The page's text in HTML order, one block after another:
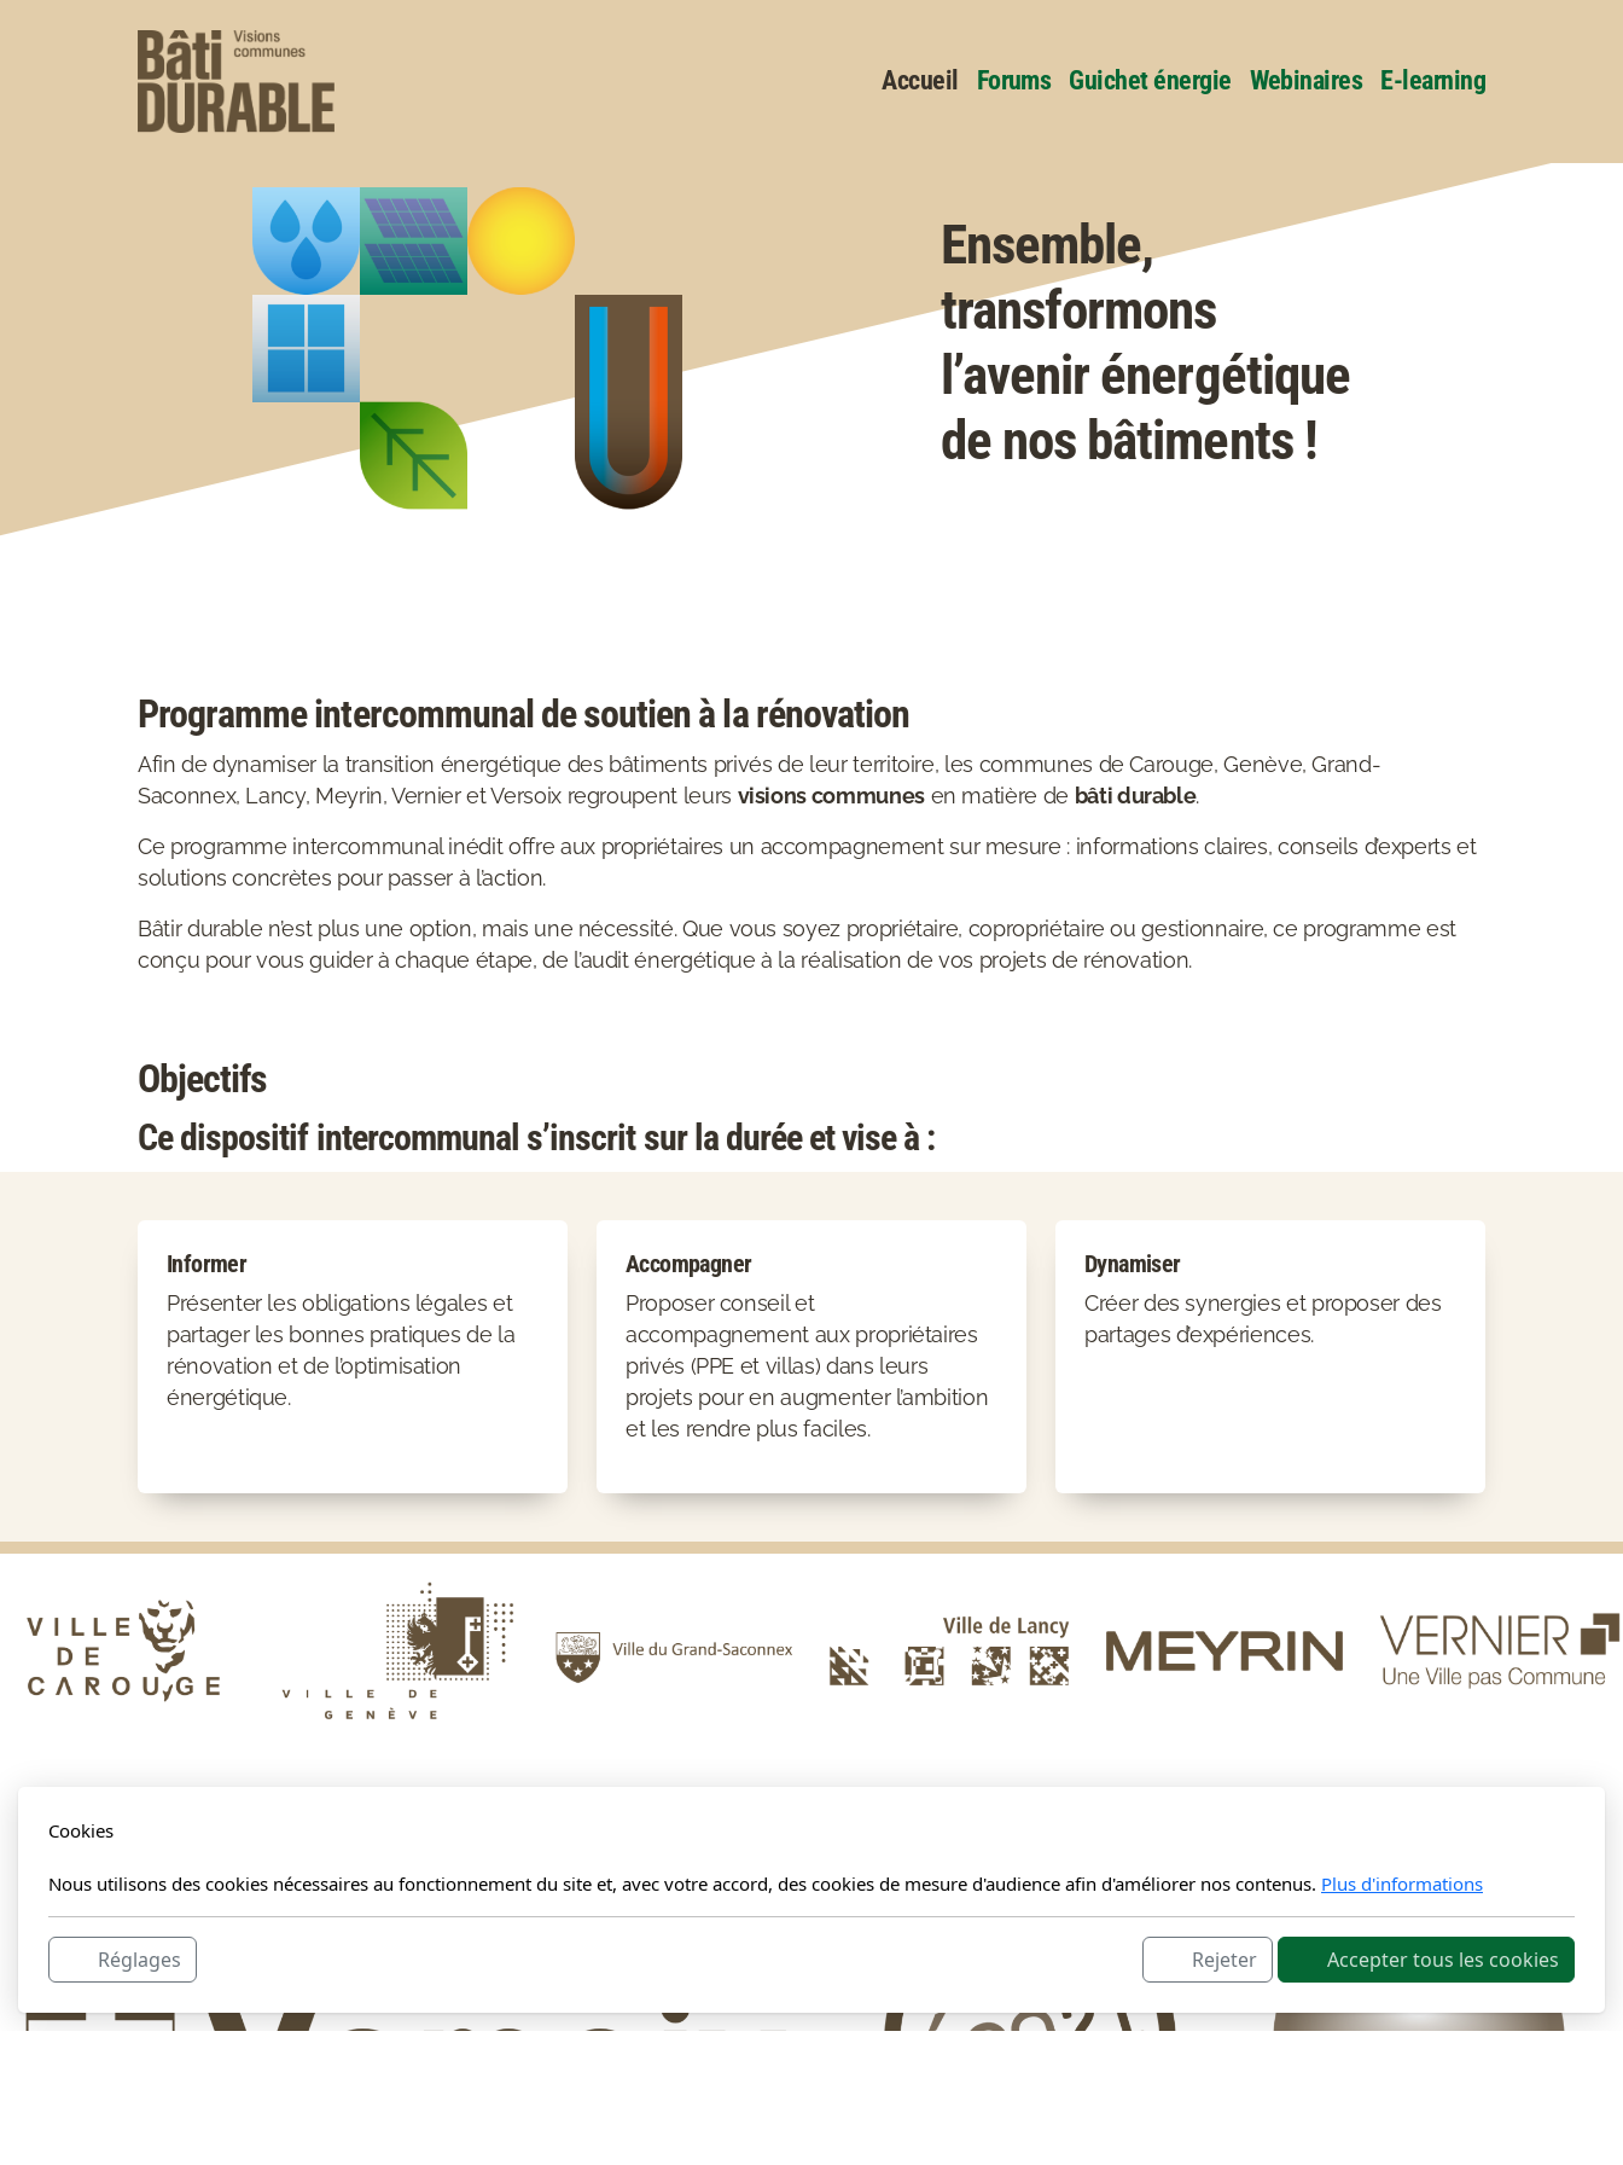
Accueil Forums Guichet énergie Webinaires E-learning
Ensemble,
transformons
l’avenir énergétique
de nos bâtiments !
Programme intercommunal de soutien à la rénovation
Afin de dynamiser la transition énergétique des bâtiments privés de leur territoire, les communes de Carouge, Genève, Grand-
Saconnex, Lancy, Meyrin, Vernier et Versoix regroupent leurs visions communesen matière de bâti durable.
Ce programme intercommunal inédit offre aux propriétaires un accompagnement sur mesure : informations claires, conseils d’experts et
solutions concrètes pour passer à l’action.
Bâtir durable n’est plus une option, mais une nécessité. Que vous soyez propriétaire, copropriétaire ou gestionnaire, ce programme est
conçu pour vous guider à chaque étape, de l’audit énergétique à la réalisation de vos projets de rénovation.
Objectifs
Ce dispositif intercommunal s’inscrit sur la durée et vise à :
Informer
Présenter les obligations légales et
partager les bonnes pratiques de la
rénovation et de l’optimisation
énergétique.
Accompagner
Proposer conseil et
accompagnement aux propriétaires
privés (PPE et villas) dans leurs
projets pour en augmenter l’ambition
et les rendre plus faciles.
Dynamiser
Créer des synergies et proposer des
partages d’expériences.
Cookies
Nous utilisons des cookies nécessaires au fonctionnement du site et, avec votre accord, des cookies de mesure d'audience afin d'améliorer nos contenus. Plus d'informations
Réglages Rejeter Accepter tous les cookies